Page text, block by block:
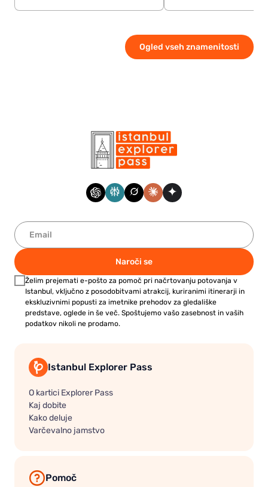
Ogled vseh znamenitosti
Naroči se
Želim prejemati e-pošto za pomoč pri načrtovanju potovanja v
Istanbul, vključno z posodobitvami atrakcij, kuriranimi itinerarji in
ekskluzivnimi popusti za imetnike prehodov za gledališke
predstave, oglede in še več. Spoštujemo vašo zasebnost in vaših
podatkov nikoli ne prodamo.
Istanbul Explorer Pass
O kartici Explorer Pass
Kaj dobite
Kako deluje
Varčevalno jamstvo
Pomoč